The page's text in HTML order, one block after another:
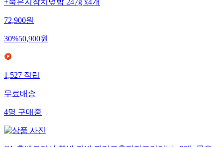
+묵은지참치덮밥 247g x4개
72,900원
30%50,900원
1,527적립
무료배송
4명구매중